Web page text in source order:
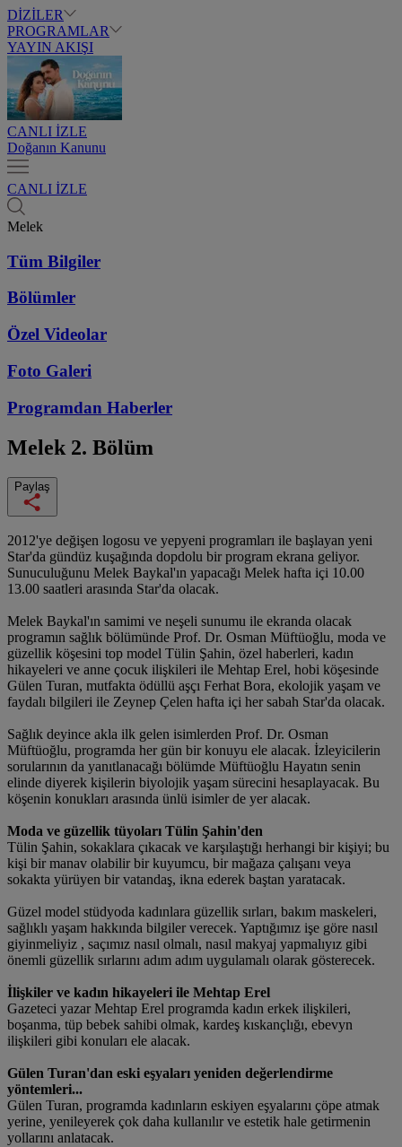
DİZİLER
PROGRAMLAR
YAYIN AKIŞI
CANLI İZLE
Doğanın Kanunu
CANLI İZLE
Melek
Tüm Bilgiler
Bölümler
Özel Videolar
Foto Galeri
Programdan Haberler
Melek 2. Bölüm
Paylaş
2012'ye değişen logosu ve yepyeni programları ile başlayan yeni
Star'da gündüz kuşağında dopdolu bir program ekrana geliyor.
Sunuculuğunu Melek Baykal'ın yapacağı Melek hafta içi 10.00
13.00 saatleri arasında Star'da olacak.
Melek Baykal'ın samimi ve neşeli sunumu ile ekranda olacak
programın sağlık bölümünde Prof. Dr. Osman Müftüoğlu, moda ve
güzellik köşesini top model Tülin Şahin, özel haberleri, kadın
hikayeleri ve anne çocuk ilişkileri ile Mehtap Erel, hobi köşesinde
Gülen Turan, mutfakta ödüllü aşçı Ferhat Bora, ekolojik yaşam ve
faydalı bilgileri ile Zeynep Çelen hafta içi her sabah Star'da olacak.
Sağlık deyince akla ilk gelen isimlerden Prof. Dr. Osman
Müftüoğlu, programda her gün bir konuyu ele alacak. İzleyicilerin
sorularının da yanıtlanacağı bölümde Müftüoğlu Hayatın senin
elinde diyerek kişilerin biyolojik yaşam sürecini hesaplayacak. Bu
köşenin konukları arasında ünlü isimler de yer alacak.
Moda ve güzellik tüyoları Tülin Şahin'den
Tülin Şahin, sokaklara çıkacak ve karşılaştığı herhangi bir kişiyi; bu
kişi bir manav olabilir bir kuyumcu, bir mağaza çalışanı veya
sokakta yürüyen bir vatandaş, ikna ederek baştan yaratacak.
Güzel model stüdyoda kadınlara güzellik sırları, bakım maskeleri,
sağlıklı yaşam hakkında bilgiler verecek. Yaptığımız işe göre nasıl
giyinmeliyiz , saçımız nasıl olmalı, nasıl makyaj yapmalıyız gibi
önemli güzellik sırlarını adım adım uygulamalı olarak gösterecek.
İlişkiler ve kadın hikayeleri ile Mehtap Erel
Gazeteci yazar Mehtap Erel programda kadın erkek ilişkileri,
boşanma, tüp bebek sahibi olmak, kardeş kıskançlığı, ebevyn
ilişkileri gibi konuları ele alacak.
Gülen Turan'dan eski eşyaları yeniden değerlendirme
yöntemleri...
Gülen Turan, programda kadınların eskiyen eşyalarını çöpe atmak
yerine, yenileyerek çok daha kullanılır ve estetik hale getirmenin
yollarını anlatacak.